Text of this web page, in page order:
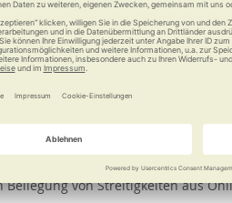
mit Links auf
Gestaltung dieser verlinkten
nicht zu eigen.
bei
Plattform zur Online-
von Streitigkeiten aus